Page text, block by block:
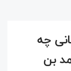
چه
بن